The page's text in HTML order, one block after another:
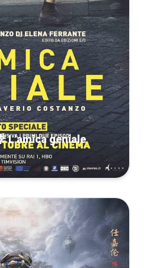
L'amica geniale